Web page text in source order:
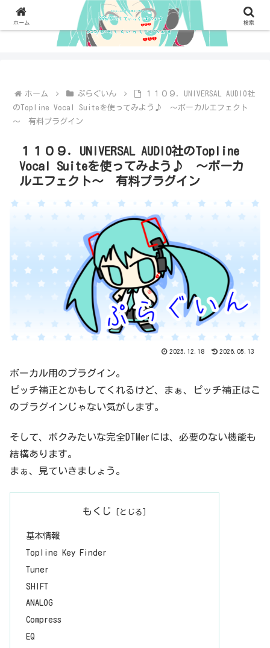
ホーム ぷらぐいん
１１０９．UNIVERSAL AUDIO社
のTopline Vocal Suiteを使ってみよう♪ ～ボーカルエフェクト
～ 有料プラグイン
１１０９．UNIVERSAL AUDIO社のTopline
Vocal Suiteを使ってみよう♪ ～ボーカ
ルエフェクト～ 有料プラグイン
2025.12.18 2026.05.13
ボーカル用のプラグイン。
ピッチ補正とかもしてくれるけど、まぁ、ピッチ補正はこ
のプラグインじゃない気がします。
そして、ボクみたいな完全DTMerには、必要のない機能も
結構あります。
まぁ、見ていきましょう。
もくじ
基本情報
Topline Key Finder
Tuner
SHIFT
ANALOG
Compress
EQ
ホーム 検索